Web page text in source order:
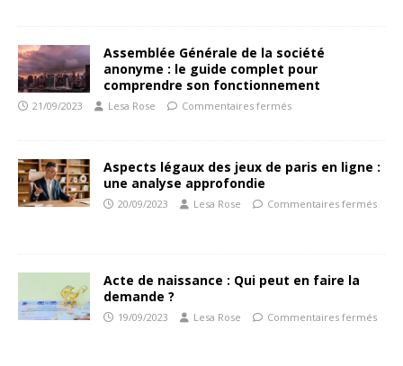
Assemblée Générale de la société
anonyme : le guide complet pour
comprendre son fonctionnement
21/09/2023 Lesa Rose Commentaires fermés
Aspects légaux des jeux de paris en ligne :
une analyse approfondie
20/09/2023 Lesa Rose Commentaires fermés
Acte de naissance : Qui peut en faire la
demande ?
19/09/2023 Lesa Rose Commentaires fermés